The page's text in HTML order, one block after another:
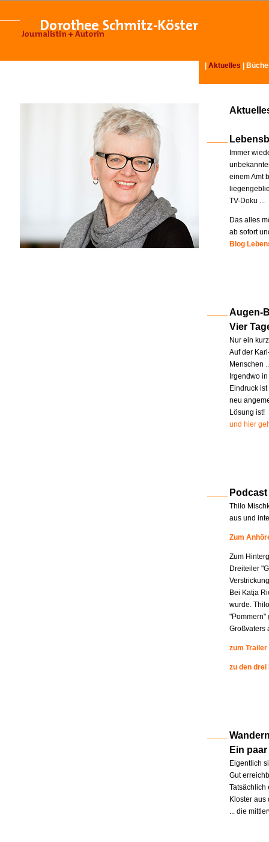
Aktuelles
Immer
einem Amt
TV-Doku ...
Das alles
ab sofort
Blog
Augen-
Vier
Nur ein
Auf der
Menschen
Irgendwo
Eindruck
neu
Lösung ist!
und hier
Podcast
Thilo
aus und
Zum
Zum
Dreiteiler
Bei Katja
wurde.
"Pommern"
Großvaters
zum Trailer
zu den
Ein
Eigentlich
Gut
Tatsächlich
Kloster
... die